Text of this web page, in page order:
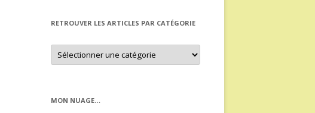
RETROUVER LES ARTICLES PAR CATÉGORIE
Retrouver
les
articles
MON NUAGE…